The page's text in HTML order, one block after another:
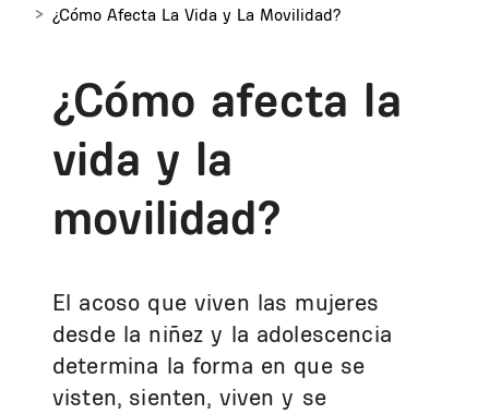
¿Cómo Afecta La Vida y La Movilidad?
¿Cómo afecta la
vida y la
movilidad?
El acoso que viven las mujeres
desde la niñez y la adolescencia
determina la forma en que se
visten, sienten, viven y se